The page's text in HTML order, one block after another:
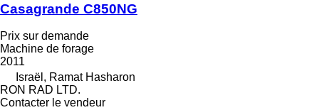
Casagrande C850NG
Prix sur demande
Machine de forage
2011
Israël, Ramat Hasharon
RON RAD LTD.
Contacter le vendeur